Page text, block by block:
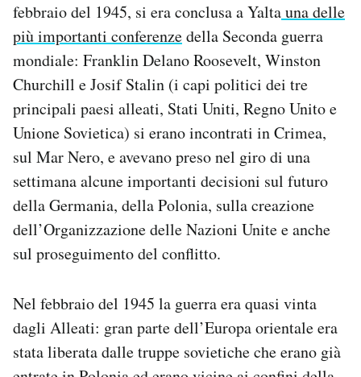
febbraio del 1945, si era conclusa a Yaltauna delle
più importanti conferenzedella Seconda guerra
mondiale: Franklin Delano Roosevelt, Winston
Churchill e Josif Stalin (i capi politici dei tre
principali paesi alleati, Stati Uniti, Regno Unito e
Unione Sovietica) si erano incontrati in Crimea,
sul Mar Nero, e avevano preso nel giro di una
settimana alcune importanti decisioni sul futuro
della Germania, della Polonia, sulla creazione
dell’Organizzazione delle Nazioni Unite e anche
sul proseguimento del conflitto.
Nel febbraio del 1945 la guerra era quasi vinta
dagli Alleati: gran parte dell’Europa orientale era
stata liberata dalle truppe sovietiche che erano già